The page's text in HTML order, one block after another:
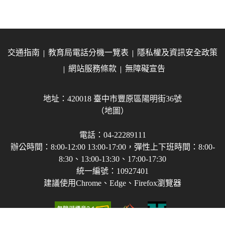
交通指南 教育局電話分機一覽表
隱私權及資訊安全政策
網站服務條款
無障礙宣告
地址：420018 臺中市豐原區陽明街36號
（地圖）
電話：04-22289111
辦公時間：8:00-12:00 13:00-17:00，彈性上下班時間：8:00-
8:30、13:00-13:30、17:00-17:30
統一編號：10927401
建議使用Chrome、Edge、Firefox瀏覽器